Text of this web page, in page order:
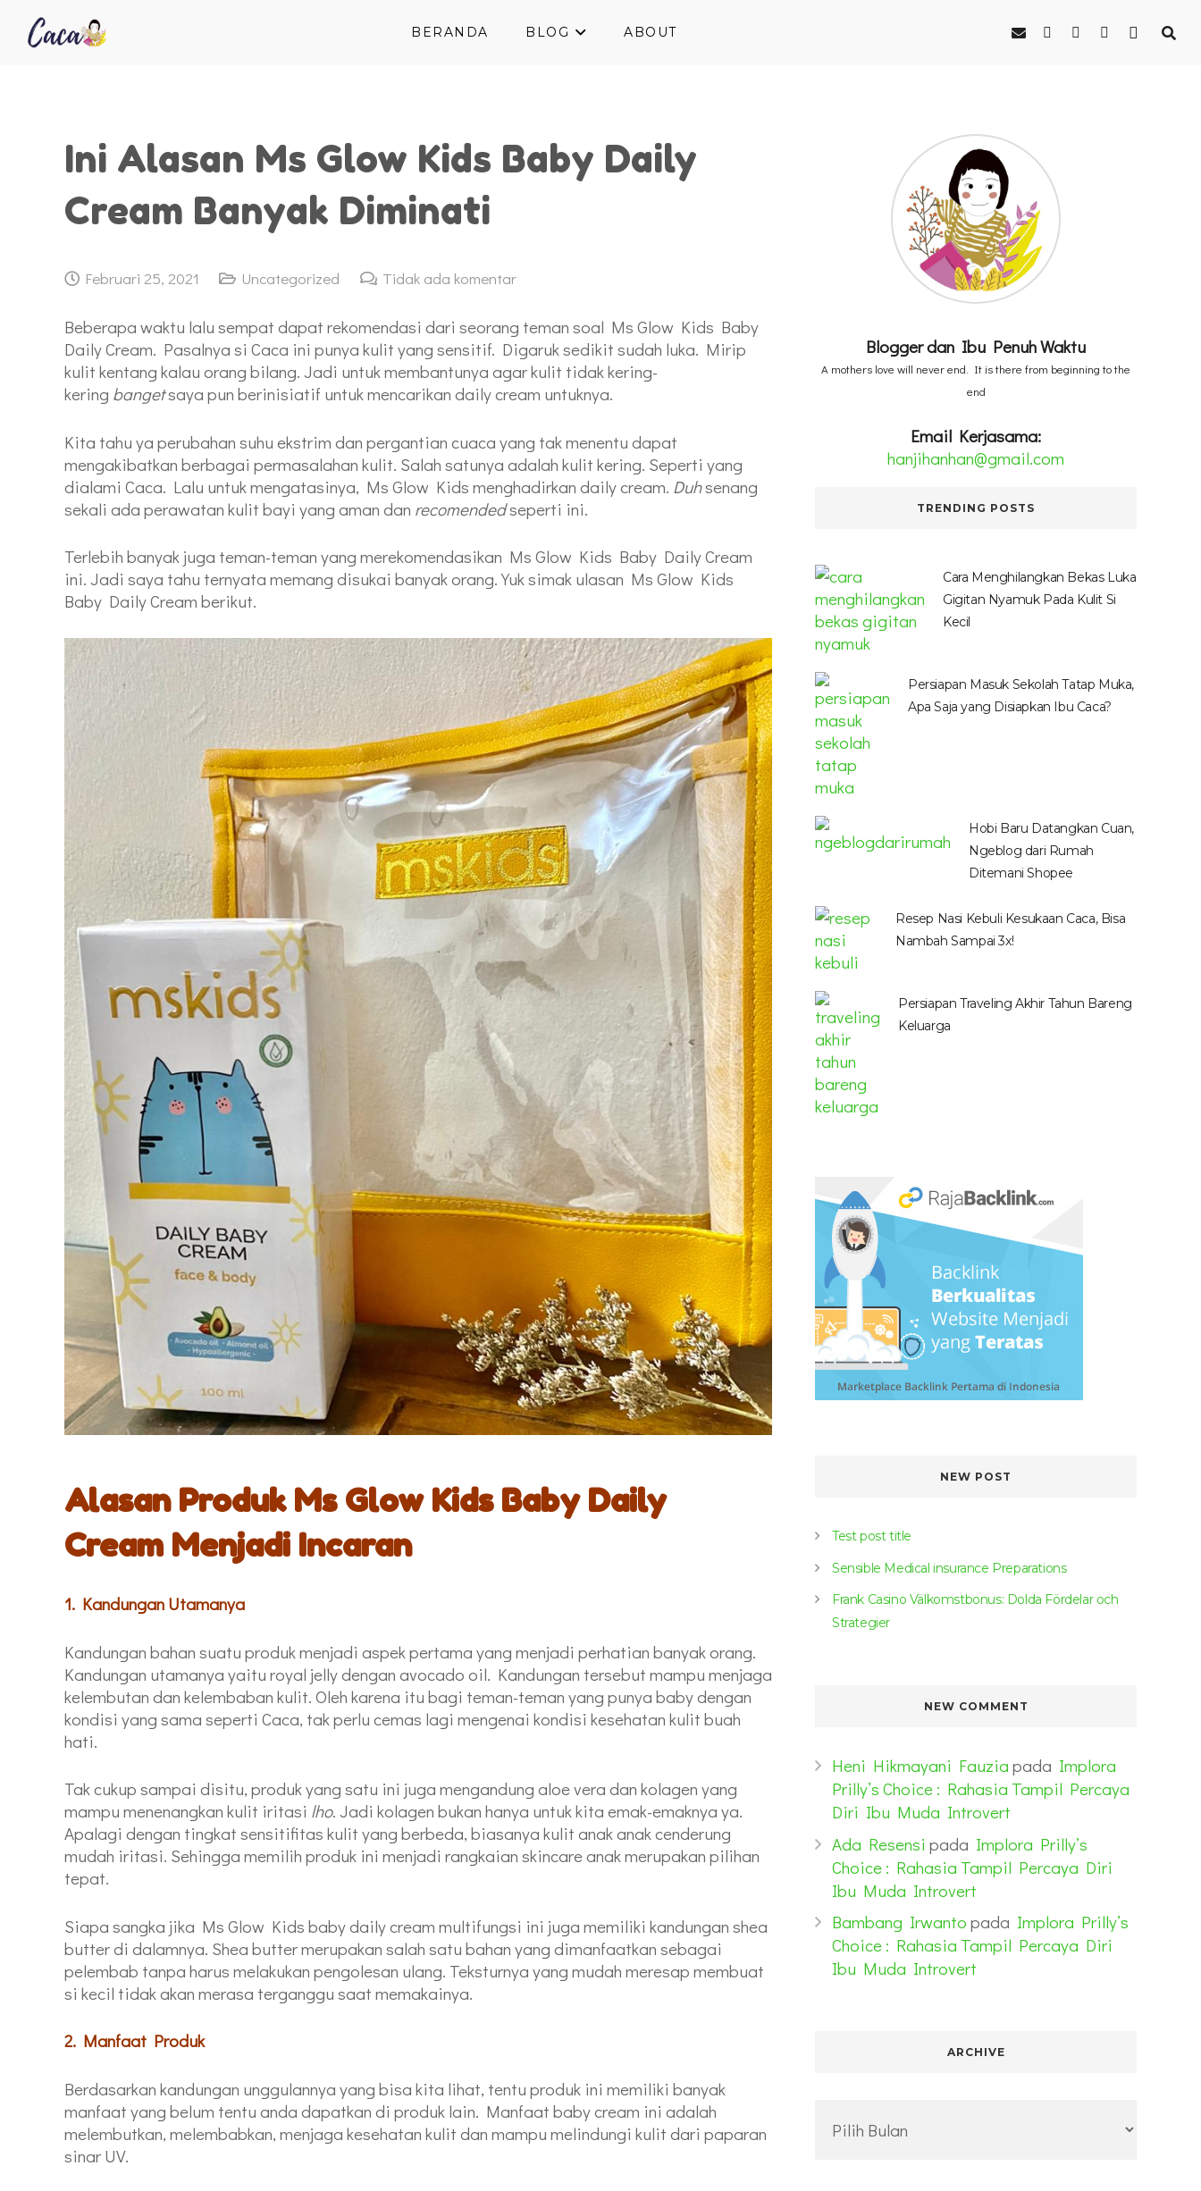
BERANDA BLOG ABOUT
Ini Alasan Ms Glow Kids Baby Daily
Cream Banyak Diminati
Februari 25, 2021 Uncategorized Tidak ada komentar
Beberapa waktu lalu sempat dapat rekomendasi dari seorang teman soal Ms Glow Kids Baby
Daily Cream. Pasalnya si Caca ini punya kulit yang sensitif. Digaruk sedikit sudah luka. Mirip
kulit kentang kalau orang bilang. Jadi untuk membantunya agar kulit tidak kering-
kering bangetsaya pun berinisiatif untuk mencarikan daily cream untuknya.
Kita tahu ya perubahan suhu ekstrim dan pergantian cuaca yang tak menentu dapat
mengakibatkan berbagai permasalahan kulit. Salah satunya adalah kulit kering. Seperti yang
dialami Caca. Lalu untuk mengatasinya, Ms Glow Kids menghadirkan daily cream. Duhsenang
sekali ada perawatan kulit bayi yang aman dan recomendedseperti ini.
Terlebih banyak juga teman-teman yang merekomendasikan Ms Glow Kids Baby Daily Cream
ini. Jadi saya tahu ternyata memang disukai banyak orang. Yuk simak ulasan Ms Glow Kids
Baby Daily Cream berikut.
Alasan Produk Ms Glow Kids Baby Daily
Cream Menjadi Incaran
1. Kandungan Utamanya
Kandungan bahan suatu produk menjadi aspek pertama yang menjadi perhatian banyak orang.
Kandungan utamanya yaitu royal jelly dengan avocado oil. Kandungan tersebut mampu menjaga
kelembutan dan kelembaban kulit. Oleh karena itu bagi teman-teman yang punya baby dengan
kondisi yang sama seperti Caca, tak perlu cemas lagi mengenai kondisi kesehatan kulit buah
hati.
Tak cukup sampai disitu, produk yang satu ini juga mengandung aloe vera dan kolagen yang
mampu menenangkan kulit iritasi lho. Jadi kolagen bukan hanya untuk kita emak-emaknya ya.
Apalagi dengan tingkat sensitifitas kulit yang berbeda, biasanya kulit anak anak cenderung
mudah iritasi. Sehingga memilih produk ini menjadi rangkaian skincare anak merupakan pilihan
tepat.
Siapa sangka jika Ms Glow Kids baby daily cream multifungsi ini juga memiliki kandungan shea
butter di dalamnya. Shea butter merupakan salah satu bahan yang dimanfaatkan sebagai
pelembab tanpa harus melakukan pengolesan ulang. Teksturnya yang mudah meresap membuat
si kecil tidak akan merasa terganggu saat memakainya.
2. Manfaat Produk
Berdasarkan kandungan unggulannya yang bisa kita lihat, tentu produk ini memiliki banyak
manfaat yang belum tentu anda dapatkan di produk lain. Manfaat baby cream ini adalah
melembutkan, melembabkan, menjaga kesehatan kulit dan mampu melindungi kulit dari paparan
sinar UV.
Blogger dan Ibu Penuh Waktu
A mothers love will never end. It is there from beginning to the
end
Email Kerjasama:
hanjihanhan@gmail.com
TRENDING POSTS
Cara Menghilangkan Bekas Luka
Gigitan Nyamuk Pada Kulit Si
Kecil
Persiapan Masuk Sekolah Tatap Muka,
Apa Saja yang Disiapkan Ibu Caca?
Hobi Baru Datangkan Cuan,
Ngeblog dari Rumah
Ditemani Shopee
Resep Nasi Kebuli Kesukaan Caca, Bisa
Nambah Sampai 3x!
Persiapan Traveling Akhir Tahun Bareng
Keluarga
NEW POST
Test post title
Sensible Medical insurance Preparations
Frank Casino Välkomstbonus: Dolda Fördelar och
Strategier
NEW COMMENT
Heni Hikmayani Fauzia pada Implora
Prilly’s Choice : Rahasia Tampil Percaya
Diri Ibu Muda Introvert
Ada Resensi pada Implora Prilly’s
Choice : Rahasia Tampil Percaya Diri
Ibu Muda Introvert
Bambang Irwanto pada Implora Prilly’s
Choice : Rahasia Tampil Percaya Diri
Ibu Muda Introvert
ARCHIVE